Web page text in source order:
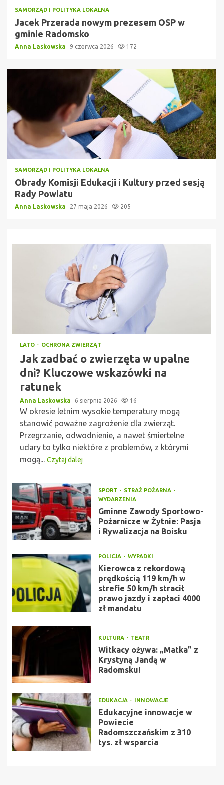
SAMORZĄD I POLITYKA LOKALNA
Jacek Przerada nowym prezesem OSP w
gminie Radomsko
Anna Laskowska 9 czerwca 2026 172
SAMORZĄD I POLITYKA LOKALNA
Obrady Komisji Edukacji i Kultury przed sesją
Rady Powiatu
Anna Laskowska 27 maja 2026 205
LATO OCHRONA ZWIERZĄT
Jak zadbać o zwierzęta w upalne
dni? Kluczowe wskazówki na
ratunek
Anna Laskowska 6 sierpnia 2026 16
W okresie letnim wysokie temperatury mogą
stanowić poważne zagrożenie dla zwierząt.
Przegrzanie, odwodnienie, a nawet śmiertelne
udary to tylko niektóre z problemów, z którymi
mogą... Czytaj dalej
SPORT
STRAŻ POŻARNA
WYDARZENIA
Gminne Zawody Sportowo-
Pożarnicze w Żytnie: Pasja
i Rywalizacja na Boisku
POLICJA WYPADKI
Kierowca z rekordową
prędkością 119 km/h w
strefie 50 km/h stracił
prawo jazdy i zapłaci 4000
zł mandatu
KULTURA TEATR
Witkacy ożywa: „Matka” z
Krystyną Jandą w
Radomsku!
EDUKACJA INNOWACJE
Edukacyjne innowacje w
Powiecie
Radomszczańskim z 310
tys. zł wsparcia